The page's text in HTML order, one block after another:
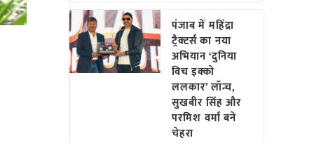
पंजाब में महिंद्रा
ट्रैक्टर्स का नया
अभियान ‘दुनिया
विच इक्को
ललकार’ लॉन्च,
सुखबीर सिंह और
परमिश वर्मा बने
चेहरा